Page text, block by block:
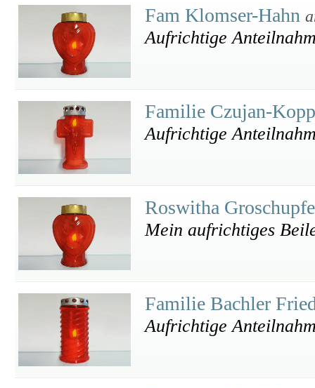
Fam Klomser-Hahn
Aufrichtige
Familie Czujan-
Aufrichtige
Roswitha
Mein aufrichtiges
Familie Bachler
Aufrichtige